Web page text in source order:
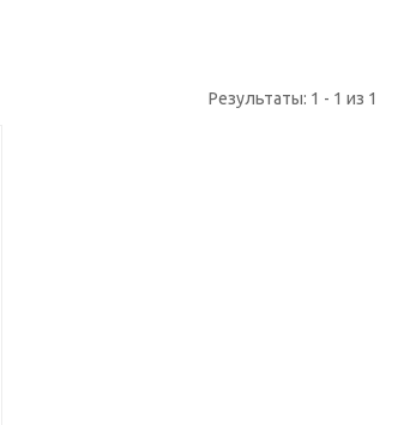
Результаты: 1 - 1 из 1